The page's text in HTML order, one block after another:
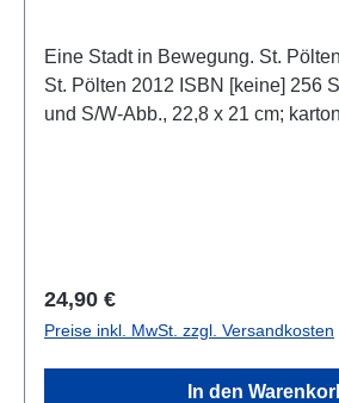
Eine Stadt in Bewegung. St.
St. Pölten 2012 ISBN [keine] 256
und S/W-Abb., 22,8 x 21 cm;
Regulärer Preis:
24,90 €
Preise inkl. MwSt. zzgl. Versandkosten
In den